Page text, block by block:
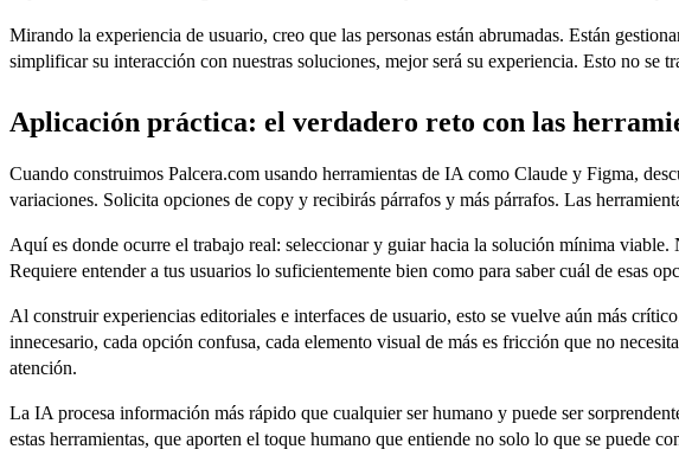
Mirando la experiencia de usuario, creo que las personas están abrumadas. Están
simplificar su interacción con nuestras soluciones, mejor será su experiencia. Esto no
Aplicación práctica: el verdadero reto con las
Cuando construimos Palcera.com usando herramientas de IA como Claude y Figma,
variaciones. Solicita opciones de copy y recibirás párrafos y más párrafos. Las
Aquí es donde ocurre el trabajo real: seleccionar y guiar hacia la solución mínima
Requiere entender a tus usuarios lo suficientemente bien como para saber cuál de esas
Al construir experiencias editoriales e interfaces de usuario, esto se vuelve aún más
innecesario, cada opción confusa, cada elemento visual de más es fricción que no
atención.
La IA procesa información más rápido que cualquier ser humano y puede ser
estas herramientas, que aporten el toque humano que entiende no solo lo que se puede